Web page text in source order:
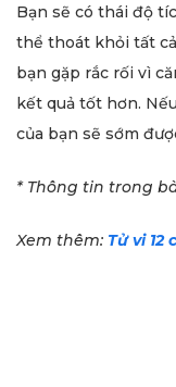
Bạn sẽ có thái độ
thể thoát khỏi tất
bạn gặp rắc rối vì
kết quả tốt hơn.
của bạn sẽ sớm
* Thông tin trong
Xem thêm: Tử vi 12